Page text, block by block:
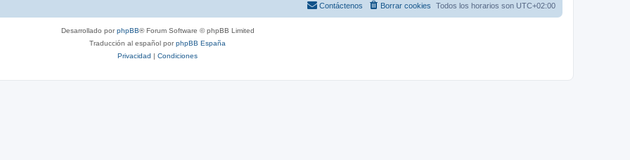
Todos los horarios son UTC+02:00
Borrar cookies
Contáctenos
Desarrollado porphpBB® Forum Software © phpBB Limited
Traducción al español porphpBB España
Privacidad | Condiciones